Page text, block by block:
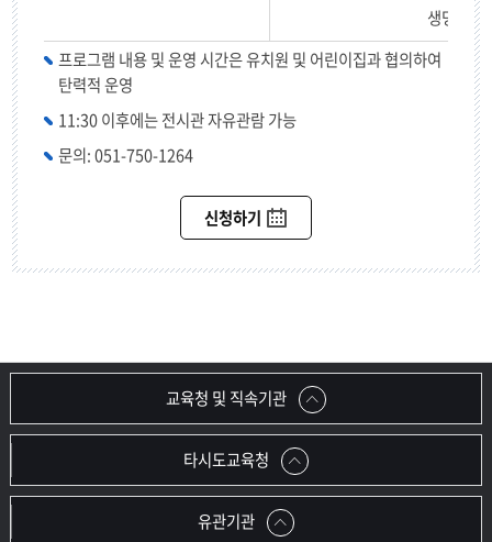
생명의
프로그램 내용 및 운영 시간은 유치원 및 어린이집과 협의하여
탄력적 운영
11:30 이후에는 전시관 자유관람 가능
문의: 051-750-1264
신청하기
교육청 및 직속기관
타시도교육청
유관기관